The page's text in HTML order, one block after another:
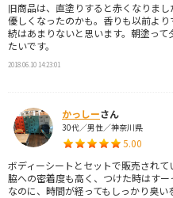
旧商品は、直塗りすると赤くなりま
優しくなったのかも。香りも以前よ
続はあまりないと思います。朝塗っ
たいです。
2018.06.10 14:23:01
かっしーさん
30代／男性／神奈川県
5.00
ボディーシートとセットで販売されて
脇への密着度も高く、つけた時はす
なのに、時間が経ってもしっかり臭い